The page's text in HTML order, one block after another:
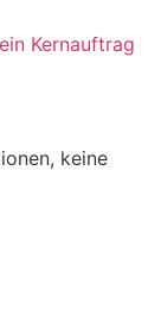
Kernauftrag
keine